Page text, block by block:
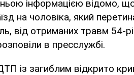
інформацією відомо,
на чоловіка, який
від отриманих травм
в пресслужбі.
із загиблим відкрито